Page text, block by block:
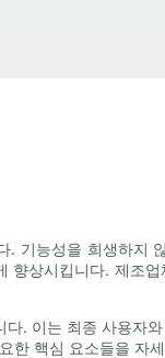
기능성을 희생하지
상시킵니다. 제조
. 이는 최종 사용자
한 핵심 요소들을 자